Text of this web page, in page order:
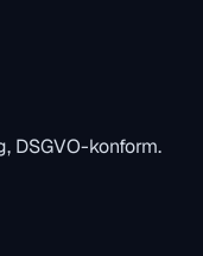
DSGVO-konform.